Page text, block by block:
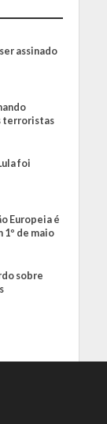
assinado
terroristas
foi
Europeia é
1º de maio
sobre